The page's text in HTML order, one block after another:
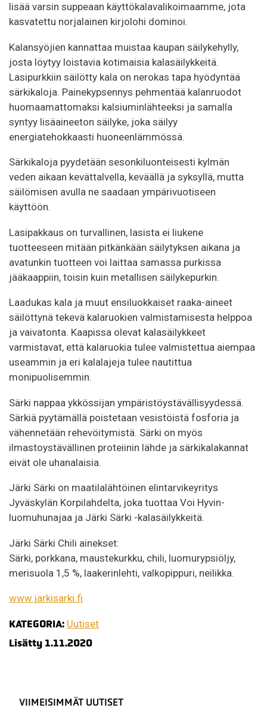
lisää varsin suppeaan käyttökalavalikoimaamme, jota
kasvatettu norjalainen kirjolohi dominoi.
Kalansyöjien kannattaa muistaa kaupan säilykehylly,
josta löytyy loistavia kotimaisia kalasäilykkeitä.
Lasipurkkiin säilötty kala on nerokas tapa hyödyntää
särkikaloja. Painekypsennys pehmentää kalanruodot
huomaamattomaksi kalsiuminlähteeksi ja samalla
syntyy lisäaineeton säilyke, joka säilyy
energiatehokkaasti huoneenlämmössä.
Särkikaloja pyydetään sesonkiluonteisesti kylmän
veden aikaan kevättalvella, keväällä ja syksyllä, mutta
säilömisen avulla ne saadaan ympärivuotiseen
käyttöön.
Lasipakkaus on turvallinen, lasista ei liukene
tuotteeseen mitään pitkänkään säilytyksen aikana ja
avatunkin tuotteen voi laittaa samassa purkissa
jääkaappiin, toisin kuin metallisen säilykepurkin.
Laadukas kala ja muut ensiluokkaiset raaka-aineet
säilöttynä tekevä kalaruokien valmistamisesta helppoa
ja vaivatonta. Kaapissa olevat kalasäilykkeet
varmistavat, että kalaruokia tulee valmistettua aiempaa
useammin ja eri kalalajeja tulee nautittua
monipuolisemmin.
Särki nappaa ykkössijan ympäristöystävällisyydessä.
Särkiä pyytämällä poistetaan vesistöistä fosforia ja
vähennetään rehevöitymistä. Särki on myös
ilmastoystävällinen proteiinin lähde ja särkikalakannat
eivät ole uhanalaisia.
Järki Särki on maatilalähtöinen elintarvikeyritys
Jyväskylän Korpilahdelta, joka tuottaa Voi Hyvin-
luomuhunajaa ja Järki Särki -kalasäilykkeitä.
Järki Särki Chili ainekset:
Särki, porkkana, maustekurkku, chili, luomurypsiöljy,
merisuola 1,5 %, laakerinlehti, valkopippuri, neilikka.
www.jarkisarki.fi
KATEGORIA: Uutiset
Lisätty 1.11.2020
VIIMEISIMMÄT UUTISET